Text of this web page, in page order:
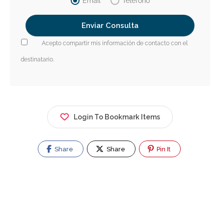
Acepto compartir mis información de contacto con el
destinatario.
Login To Bookmark Items
Share Share Pin It